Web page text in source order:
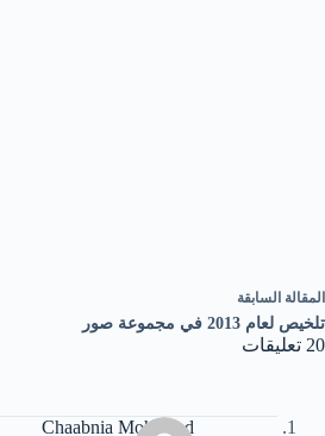
المقالة السابقة
تلخيص لعام 2013 في مجموعة صور
20 تعليقات
Chaabnia Mohamed